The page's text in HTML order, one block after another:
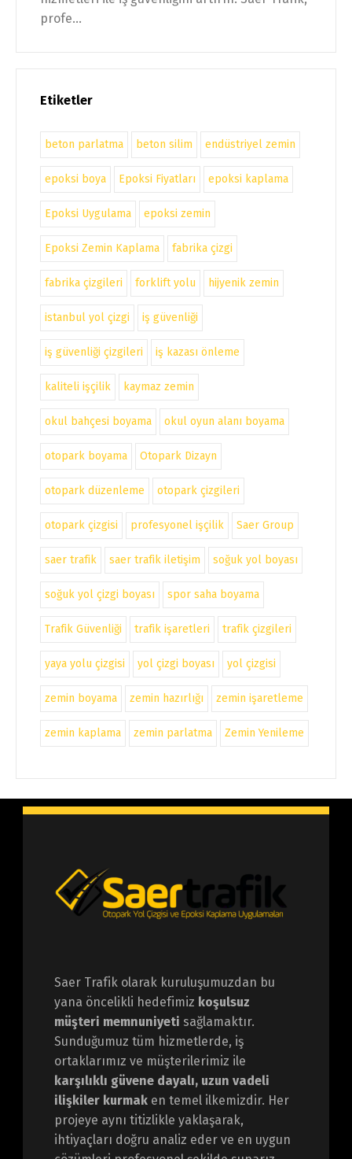
profe...
Etiketler
beton parlatma beton silim endüstriyel zemin
epoksi boya Epoksi Fiyatları epoksi kaplama
Epoksi Uygulama epoksi zemin
Epoksi Zemin Kaplama fabrika çizgi
fabrika çizgileri forklift yolu hijyenik zemin
istanbul yol çizgi iş güvenliği
iş güvenliği çizgileri iş kazası önleme
kaliteli işçilik kaymaz zemin
okul bahçesi boyama okul oyun alanı boyama
otopark boyama Otopark Dizayn
otopark düzenleme otopark çizgileri
otopark çizgisi profesyonel işçilik Saer Group
saer trafik saer trafik iletişim soğuk yol boyası
soğuk yol çizgi boyası spor saha boyama
Trafik Güvenliği trafik işaretleri trafik çizgileri
yaya yolu çizgisi yol çizgi boyası yol çizgisi
zemin boyama zemin hazırlığı zemin işaretleme
zemin kaplama zemin parlatma Zemin Yenileme
Saer Trafik olarak kuruluşumuzdan bu
yana öncelikli hedefimiz koşulsuz
müşteri memnuniyeti sağlamaktır.
Sunduğumuz tüm hizmetlerde, iş
ortaklarımız ve müşterilerimiz ile
karşılıklı güvene dayalı, uzun vadeli
ilişkiler kurmaken temel ilkemizdir. Her
projeye aynı titizlikle yaklaşarak,
ihtiyaçları doğru analiz eder ve en uygun